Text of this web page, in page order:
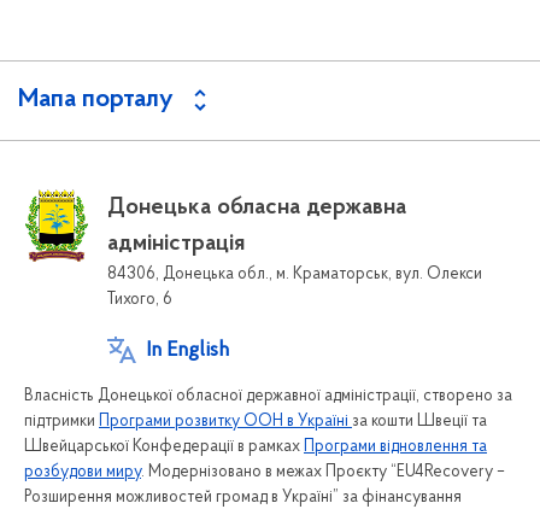
Мапа порталу
Донецька обласна державна
адміністрація
84306, Донецька обл., м. Краматорськ, вул. Олекси
Тихого, 6
In English
Власність Донецької обласної державної адміністрації, створено за
підтримки
Програми розвитку ООН в Україні за кошти Швеції та
Швейцарської Конфедерації в рамках
Програми відновлення та
розбудови миру. Модернізовано в межах Проєкту “EU4Recovery –
Розширення можливостей громад в Україні” за фінансування